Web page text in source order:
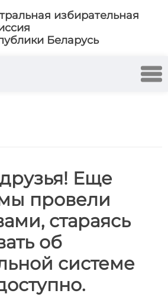
избирательная
Беларусь
Еще
провели
стараясь
об
системе